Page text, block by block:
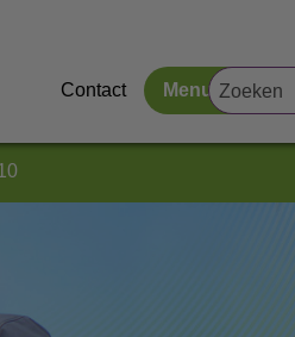
Contact Menu